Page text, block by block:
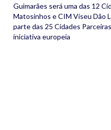
Guimarães será uma das 12
Matosinhos e CIM Viseu Dão
parte das 25 Cidades
iniciativa europeia